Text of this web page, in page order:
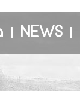
NEWS